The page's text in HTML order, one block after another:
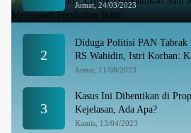
Jumat, 24/03/2023
2
Diduga Politisi PAN Tabrak
RS Wahidin, Istri Korban:
Jumat, 11/08/2023
3
Kasus Ini Dihentikan di
Kejelasan, Ada Apa?
Kamis, 13/04/2023